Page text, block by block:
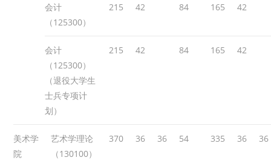
会计
（125300）
215 42 84 165 42
会计
（125300）
（退役大学生
士兵专项计
划）
215 42 84 165 42
美术学
院
艺术学理论
（130100）
370 36 36 54 335 36 36